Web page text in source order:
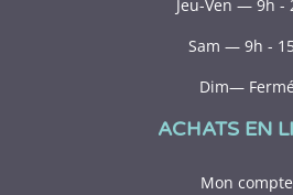
Jeu-Ven — 9h -
Sam — 9h -
Dim— Fermé
ACHATS EN
Mon compte